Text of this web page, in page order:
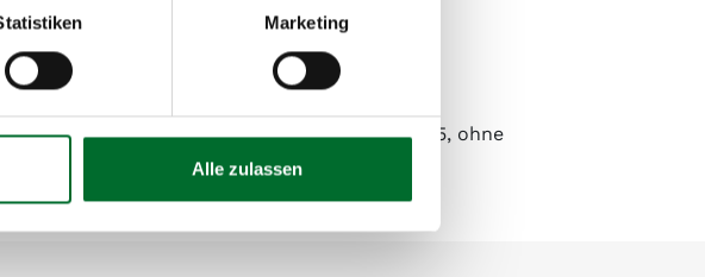
Marketing
Alle zulassen
Services wie Azure und Microsoft 365, ohne
und Verfügbarkeit stellen.